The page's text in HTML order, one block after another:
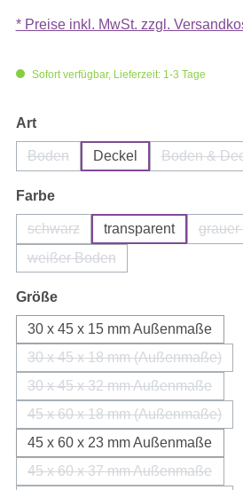
* Preise inkl. MwSt. zzgl.
Sofort verfügbar, Lieferzeit: 1-3 Tage
Artauswählen
Boden
(Diese Option ist zurzeit nicht
Deckel Boden &
Farbeauswählen
schwarz
(Diese Option ist zurzeit nicht
transparent grauer
weißer Boden
(Diese Option ist zurzeit nicht
Größeauswählen
30 x 45 x 15 mm Außenmaße
30 x 45 x 18 mm (Außenmaße)
(Diese Option ist
30 x 45 x 32 mm Außenmaße
(Diese Option ist
45 x 60 x 18 mm (Außenmaße)
(Diese Option ist
45 x 60 x 23 mm Außenmaße
45 x 60 x 37 mm Außenmaße
(Diese Option ist